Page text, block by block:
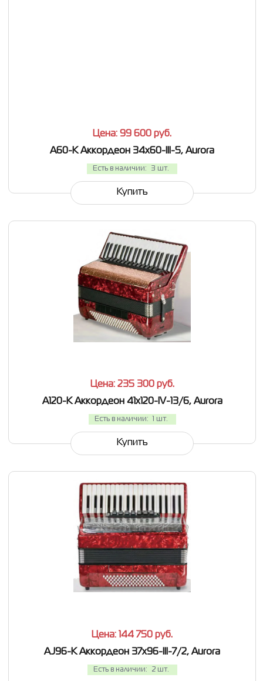
Цена: 99 600 руб.
A60-K Аккордеон 34х60-III-5, Aurora
Есть в наличии: 3 шт.
Купить
В ИЗБРАННОЕ
Цена: 235 300 руб.
A120-K Аккордеон 41х120-IV-13/6, Aurora
Есть в наличии: 1 шт.
Купить
СРАВНИТЬ В ИЗБРАННОЕ
Цена: 144 750 руб.
AJ96-K Аккордеон 37х96-III-7/2, Aurora
Есть в наличии: 2 шт.